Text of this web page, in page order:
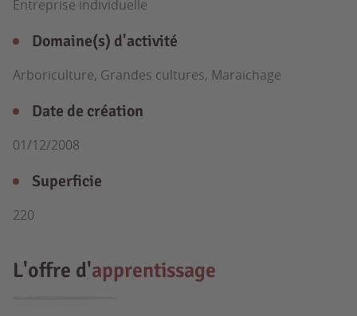
Entreprise individuelle
Domaine(s) d'activité
Arboriculture, Grandes cultures, Maraichage
Date de création
01/12/2008
Superficie
220
L'offre d'apprentissage